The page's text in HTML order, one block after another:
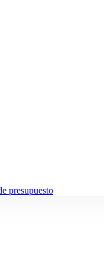
presupuesto